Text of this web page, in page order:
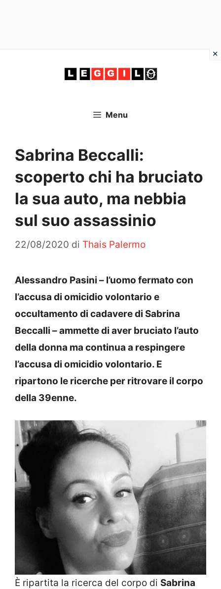
Menu
Sabrina Beccalli:
scoperto chi ha bruciato
la sua auto, ma nebbia
sul suo assassinio
22/08/2020 di Thais Palermo
Alessandro Pasini – l’uomo fermato con
l’accusa di omicidio volontario e
occultamento di cadavere di Sabrina
Beccalli – ammette di aver bruciato l’auto
della donna ma continua a respingere
l’accusa di omicidio volontario. E
ripartono le ricerche per ritrovare il corpo
della 39enne.
È ripartita la ricerca del corpo di Sabrina